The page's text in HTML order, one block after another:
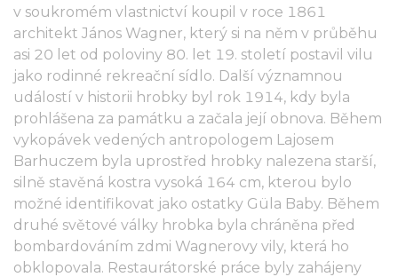
v soukromém vlastnictví koupil v roce 1861
architekt János Wagner, který si na něm v průběhu
asi 20 let od poloviny 80. let 19. století postavil vilu
jako rodinné rekreační sídlo. Další významnou
událostí v historii hrobky byl rok 1914, kdy byla
prohlášena za památku a začala její obnova. Během
vykopávek vedených antropologem Lajosem
Barhuczem byla uprostřed hrobky nalezena starší,
silně stavěná kostra vysoká 164 cm, kterou bylo
možné identifikovat jako ostatky Güla Baby. Během
druhé světové války hrobka byla chráněna před
bombardováním zdmi Wagnerovy vily, která ho
obklopovala. Restaurátorské práce byly zahájeny